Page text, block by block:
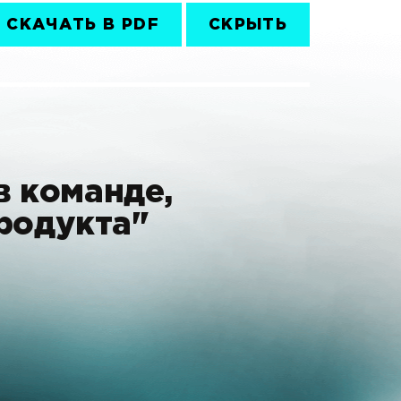
СКАЧАТЬ В PDF СКРЫТЬ
команде,